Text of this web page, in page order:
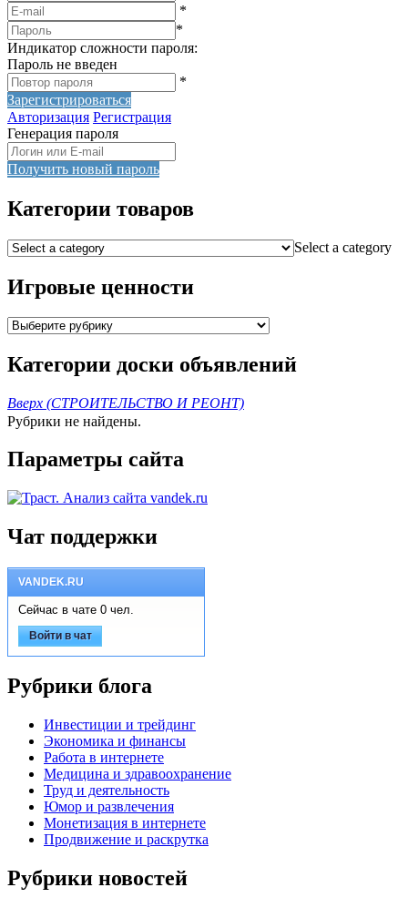
*
*
Индикатор сложности пароля:
Пароль не введен
*
Зарегистрироваться
Авторизация Регистрация
Генерация пароля
Получить новый пароль
Категории товаров
Select a category
Игровые ценности
Категории доски объявлений
Вверх (СТРОИТЕЛЬСТВО И РЕОНТ)
Рубрики не найдены.
Параметры сайта
Чат поддержки
VANDEK.RU
Сейчас в чате 0 чел.
Войти в чат
Рубрики блога
Инвестиции и трейдинг
Экономика и финансы
Работа в интернете
Медицина и здравоохранение
Труд и деятельность
Юмор и развлечения
Монетизация в интернете
Продвижение и раскрутка
Рубрики новостей